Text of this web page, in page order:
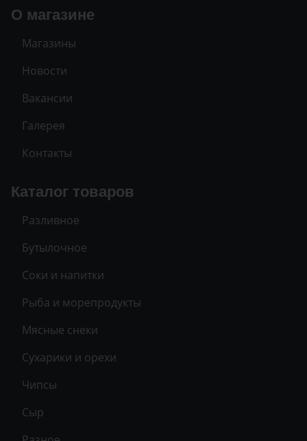
О магазине
Магазины
Новости
Вакансии
Галерея
Контакты
Каталог товаров
Разливное
Бутылочное
Соки и напитки
Рыба и морепродукты
Мясные снеки
Сухарики и орехи
Чипсы
Сыр